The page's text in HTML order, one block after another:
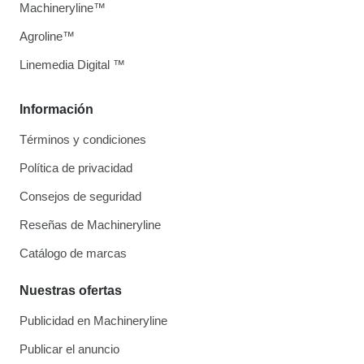
Información
Términos y condiciones
Política de privacidad
Consejos de seguridad
Reseñas de Machineryline
Catálogo de marcas
Nuestras ofertas
Publicidad en Machineryline
Publicar el anuncio
Machineryline™
Agroline™
Linemedia Digital ™